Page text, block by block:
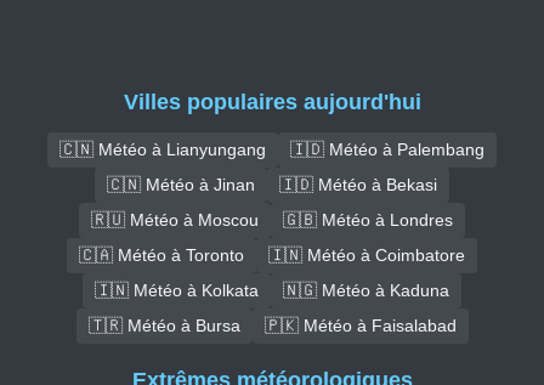
Villes populaires aujourd'hui
🇨🇳 Météo à Lianyungang
🇮🇩 Météo à Palembang
🇨🇳 Météo à Jinan
🇮🇩 Météo à Bekasi
🇷🇺 Météo à Moscou
🇬🇧 Météo à Londres
🇨🇦 Météo à Toronto
🇮🇳 Météo à Coimbatore
🇮🇳 Météo à Kolkata
🇳🇬 Météo à Kaduna
🇹🇷 Météo à Bursa
🇵🇰 Météo à Faisalabad